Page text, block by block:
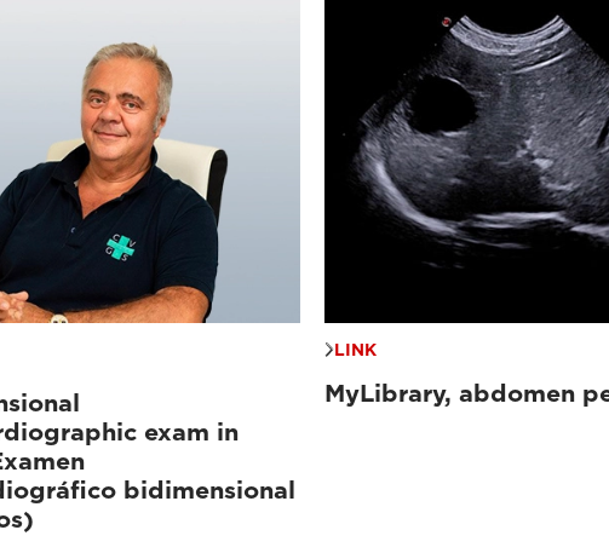
exam in
bidimensional
LINK
MyLibrary, abdomen